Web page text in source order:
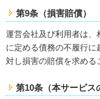
第9条（損害賠償）
運営会社及び利用者は、
に定める債務の不履行に
対し損害の賠償を求める
第10条（本サービス